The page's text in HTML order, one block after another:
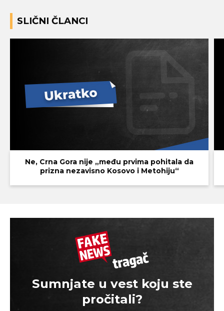
SLIČNI ČLANCI
Ne, Crna Gora nije „među prvima pohitala da
prizna nezavisno Kosovo i Metohiju“
Sumnjate u vest koju ste
pročitali?